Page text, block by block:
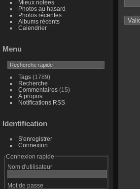
Mieux notées
Photos au hasard
Photos récentes
Albums récents
Calendrier
Menu
Tags(1789)
Recherche
Commentaires(15)
À propos
Notifications RSS
Identification
S'enregistrer
Connexion
Connexion rapide
Nom d'utilisateur
Mot de passe